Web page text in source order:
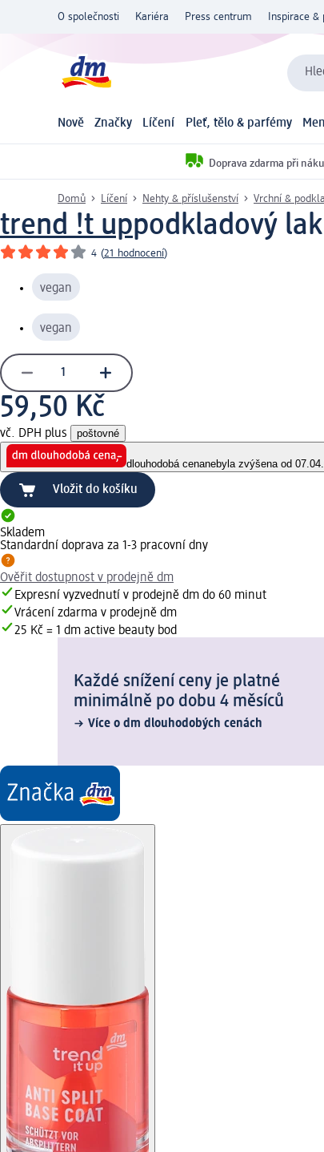
O společnosti Kariéra Press centrum Inspirace &
Nově Značky Líčení Pleť, tělo & parfémy
Doprava zdarma při
Domů Líčení Nehty & příslušenství Vrchní &
trend !t uppodkladový
4 (21 hodnocení)
vegan
vegan
59,50 Kč
vč. DPH plus poštovné
dlouhodobá cenanebyla zvýšena od
Vložit do košíku
Skladem
Standardní doprava za 1-3 pracovní dny
Ověřit dostupnost v prodejně dm
Expresní vyzvednutí v prodejně dm do 60 minut
Vrácení zdarma v prodejně dm
25 Kč = 1 dm active beauty bod
Každé snížení ceny je platné
minimálně po dobu 4 měsíců
Více o dm dlouhodobých cenách